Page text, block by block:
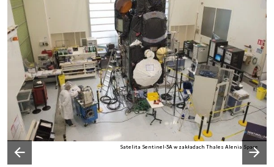
Satelita Sentinel-3A w zakładach Thales Alenia Space
Poprzedni slajd
Następny slajd